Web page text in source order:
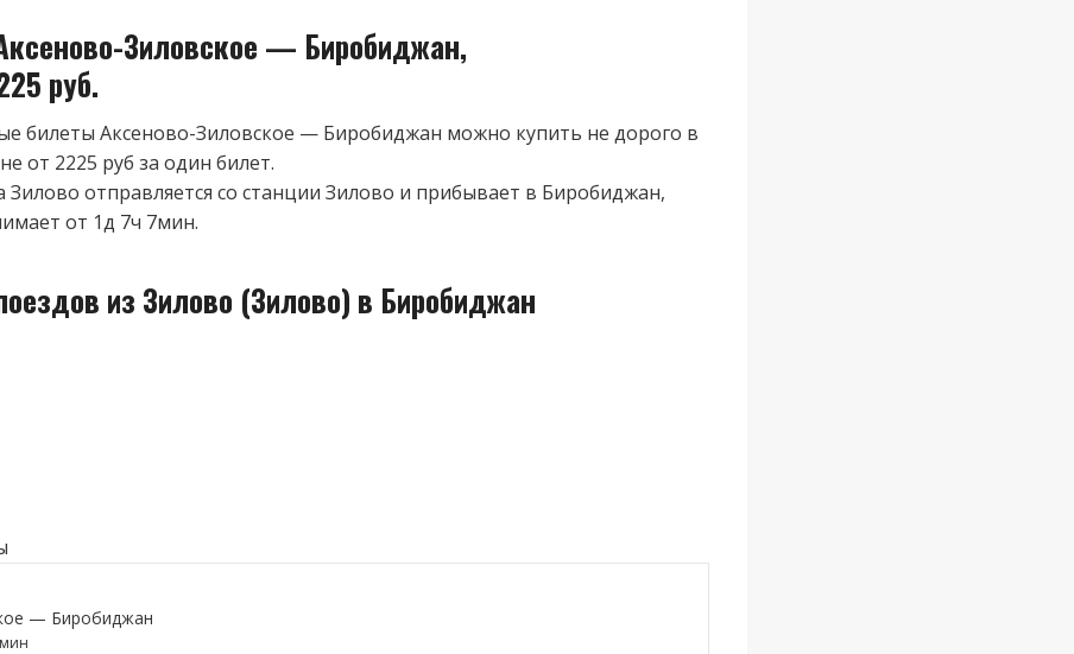
Зиловское — Биробиджан,
руб.
билеты Аксеново-Зиловское — Биробиджан можно купить не дорого в
от 2225 руб за один билет.
Зилово отправляется со станции Зилово и прибывает в Биробиджан,
от 1д 7ч 7мин.
из Зилово (Зилово) в Биробиджан
— Биробиджан